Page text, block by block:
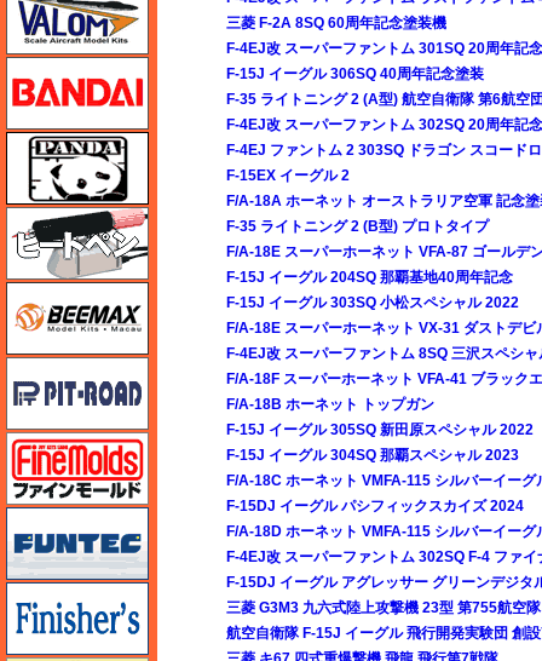
三菱 F-2A 8SQ 60周年記念塗装機
F-4EJ改 スーパーファントム 301SQ 20周年記念
F-15J イーグル 306SQ 40周年記念塗装
F-35 ライトニング 2 (A型) 航空自衛隊 第6航空
F-4EJ改 スーパーファントム 302SQ 20周年記
F-4EJ ファントム 2 303SQ ドラゴン スコード
F-15EX イーグル 2
F/A-18A ホーネット オーストラリア空軍 記念
F-35 ライトニング 2 (B型) プロトタイプ
F/A-18E スーパーホーネット VFA-87 ゴールデ
F-15J イーグル 204SQ 那覇基地40周年記念
F-15J イーグル 303SQ 小松スペシャル 2022
F/A-18E スーパーホーネット VX-31 ダストデビ
F-4EJ改 スーパーファントム 8SQ 三沢スペシ
F/A-18F スーパーホーネット VFA-41 ブラック
F/A-18B ホーネット トップガン
F-15J イーグル 305SQ 新田原スペシャル 2022
F-15J イーグル 304SQ 那覇スペシャル 2023
F/A-18C ホーネット VMFA-115 シルバーイーグ
F-15DJ イーグル パシフィックスカイズ 2024
F/A-18D ホーネット VMFA-115 シルバーイーグ
F-4EJ改 スーパーファントム 302SQ F-4 ファ
F-15DJ イーグル アグレッサー グリーンデジタ
三菱 G3M3 九六式陸上攻撃機 23型 第755航空隊
航空自衛隊 F-15J イーグル 飛行開発実験団 創
パンダホビー
ヒートペン（十和田技研・ブレインファクトリー）
funtec（ファンテック）
フィニッシャーズ